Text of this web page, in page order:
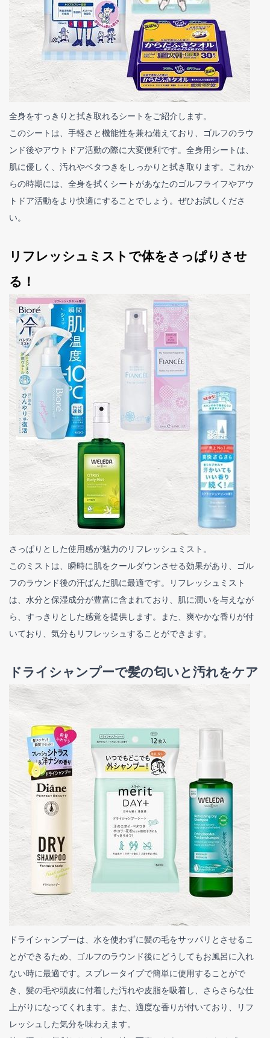
全身をすっきりと拭き取れるシートをご紹介します。
このシートは、手軽さと機能性を兼ね備えており、ゴルフのラウ
ンド後やアウトドア活動の際に大変便利です。全身用シートは、
肌に優しく、汚れやベタつきをしっかりと拭き取ります。これか
らの時期には、全身を拭くシートがあなたのゴルフライフやアウ
トドア活動をより快適にすることでしょう。ぜひお試しくださ
い。
リフレッシュミストで体をさっぱりさせ
る！
さっぱりとした使用感が魅力のリフレッシュミスト。
このミストは、瞬時に肌をクールダウンさせる効果があり、ゴル
フのラウンド後の汗ばんだ肌に最適です。リフレッシュミスト
は、水分と保湿成分が豊富に含まれており、肌に潤いを与えなが
ら、すっきりとした感覚を提供します。また、爽やかな香りが付
いており、気分もリフレッシュすることができます。
ドライシャンプーで髪の匂いと汚れをケア
ドライシャンプーは、水を使わずに髪の毛をサッパリとさせるこ
とができるため、ゴルフのラウンド後にどうしてもお風呂に入れ
ない時に最適です。スプレータイプで簡単に使用することがで
き、髪の毛や頭皮に付着した汚れや皮脂を吸着し、さらさらな仕
上がりになってくれます。また、適度な香りが付いており、リフ
レッシュした気分を味わえます。